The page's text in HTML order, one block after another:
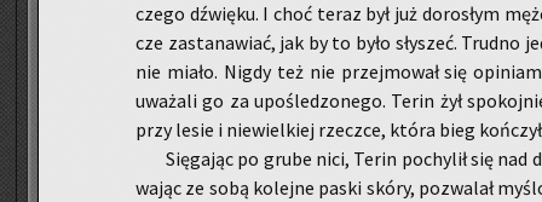
cze­go dźwię­ku. I choć teraz był już do­ro­słym
cze za­sta­na­wiać, jak by to było sły­szeć. Trud­no
nie miało. Nigdy też nie przej­mo­wał się
uwa­ża­li go za upo­śle­dzo­ne­go. Terin żył
przy lesie i nie­wiel­kiej rzecz­ce, która bieg
Się­ga­jąc po grube nici, Terin po­chy­lił się
wa­jąc ze sobą ko­lej­ne paski skóry, po­zwa­lał